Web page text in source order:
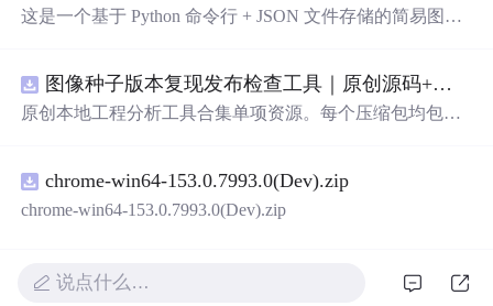
刻感悟。
这是一个基于 Python 命令行 + JSON 文件存储的简易图书
添加、删除、修改、搜索（按书名/作者/ISBN），每本书
记录馆藏总数和当前可借数量。 学生管理：支持学生信息
过借阅上限、是否重复借阅；还书时自动判断是否逾期
（期限 30 天）；支持查看全部借阅记录、逾期记录和某人
→ 业务层 → 界面层），职责清晰，易于扩展或替换（比
如把 JSON 换成数据库只需改 storage.py）；数据保存在本
图像种子版本复现发布检查工具｜原创源码+测试+离线报告
原创本地工程分析工具合集单项资源。每个压缩包均包含
行效果图、README、运行说明、功能清单、MIT License
及原创授权声明。Node.js 18+ 可直接运行，零第三方运行
chrome-win64-153.0.7993.0(Dev).zip
chrome-win64-153.0.7993.0(Dev).zip
说点什么…